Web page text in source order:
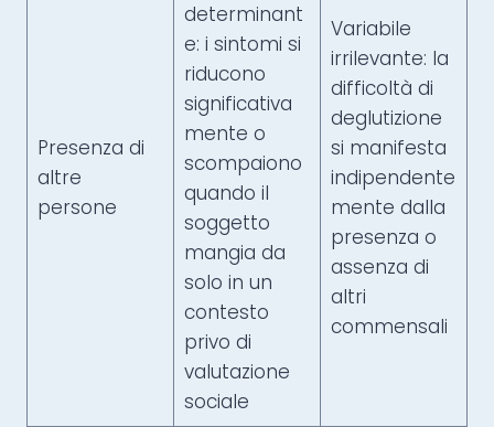
Presenza di
altre
persone
determinant
e: i sintomi si
riducono
significativa
mente o
scompaiono
quando il
soggetto
mangia da
solo in un
contesto
privo di
valutazione
sociale
Variabile
irrilevante: la
difficoltà di
deglutizione
si manifesta
indipendente
mente dalla
presenza o
assenza di
altri
commensali